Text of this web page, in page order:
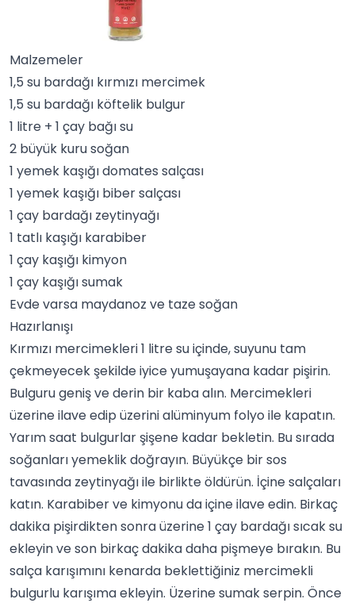
Malzemeler
1,5 su bardağı kırmızı mercimek
1,5 su bardağı köftelik bulgur
1 litre + 1 çay bağı su
2 büyük kuru soğan
1 yemek kaşığı domates salçası
1 yemek kaşığı biber salçası
1 çay bardağı zeytinyağı
1 tatlı kaşığı karabiber
1 çay kaşığı kimyon
1 çay kaşığı sumak
Evde varsa maydanoz ve taze soğan
Hazırlanışı
Kırmızı mercimekleri 1 litre su içinde, suyunu tam
çekmeyecek şekilde iyice yumuşayana kadar pişirin.
Bulguru geniş ve derin bir kaba alın. Mercimekleri
üzerine ilave edip üzerini alüminyum folyo ile kapatın.
Yarım saat bulgurlar şişene kadar bekletin. Bu sırada
soğanları yemeklik doğrayın. Büyükçe bir sos
tavasında zeytinyağı ile birlikte öldürün. İçine salçaları
katın. Karabiber ve kimyonuda içine ilave edin. Birkaç
dakika pişirdikten sonra üzerine 1 çay bardağı sıcak su
ekleyin ve son birkaç dakika daha pişmeye bırakın. Bu
salça karışımını kenarda beklettiğiniz mercimekli
bulgurlu karışıma ekleyin. Üzerinesumakserpin. Önce